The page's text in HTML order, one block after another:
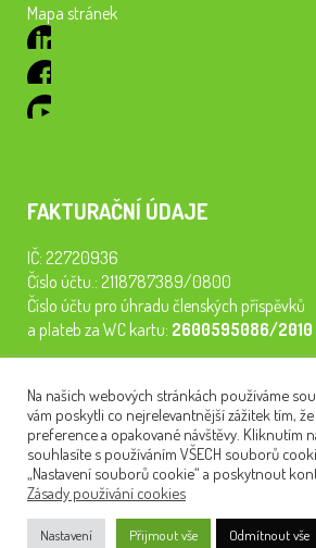
Mapa stránek
FAKTURAČNÍ ÚDAJE
IČ: 22720936
Číslo účtu.: 2118787389/0800
Číslo účtu pro úhradu členských příspěvků
a plateb za WC kartu: 2600595086/2010
semináře, konferenci, plavbu na lodi a WC
tiskneme odborné publikace pro pacienty.
NEWSLETTER
Na našich webových stránkách používáme
vám poskytli co nejrelevantnější zážitek tím,
preference a opakované návštěvy. Kliknutím
souhlasíte s používáním VŠECH souborů
„Nastavení souborů cookie“ a poskytnout
Zásady používání cookies
Nastavení Přijmout vše Odmítnout vše